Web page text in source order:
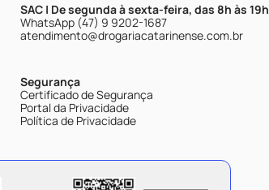
SAC | De segunda à sexta-feira, das 8h às 19h
WhatsApp (47) 9 9202-1687
atendimento@drogariacatarinense.com.br
Segurança
Certificado de Segurança
Portal da Privacidade
Política de Privacidade